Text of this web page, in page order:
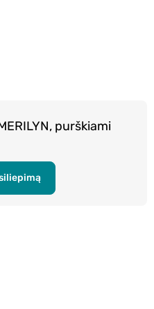
purškiami